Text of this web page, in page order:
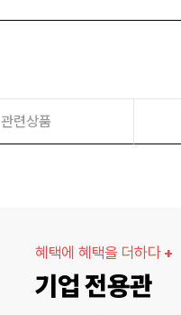
관련상품
혜택에 혜택을 더하다 +
기업 전용관